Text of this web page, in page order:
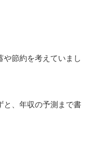
や節約を考えていまし
と、年収の予測まで書